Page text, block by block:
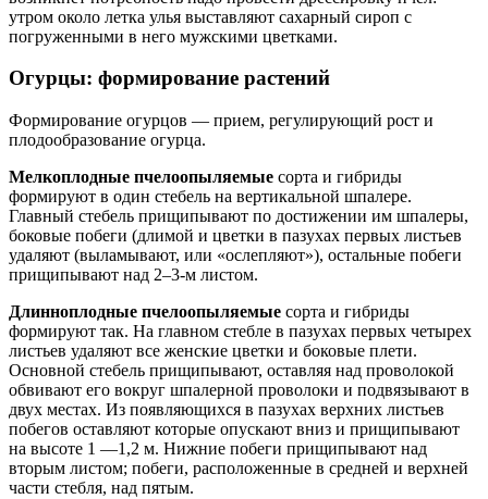
утром около летка улья выставляют сахарный сироп с
погруженными в него мужскими цветками.
Огурцы: формирование растений
Формирование огурцов — прием, регулирующий рост и
плодообразование огурца.
Мелкоплодные пчелоопыляемые сорта и гибриды
формируют в один стебель на вертикальной шпалере.
Главный стебель прищипывают по достижении им шпалеры,
боковые побеги (длимой и цветки в пазухах первых листьев
удаляют (выламывают, или «ослепляют»), остальные побеги
прищипывают над 2–3-м листом.
Длинноплодные пчелоопыляемые сорта и гибриды
формируют так. На главном стебле в пазухах первых четырех
листьев удаляют все женские цветки и боковые плети.
Основной стебель прищипывают, оставляя над проволокой
обвивают его вокруг шпалерной проволоки и подвязывают в
двух местах. Из появляющихся в пазухах верхних листьев
побегов оставляют которые опускают вниз и прищипывают
на высоте 1 —1,2 м. Нижние побеги прищипывают над
вторым листом; побеги, расположенные в средней и верхней
части стебля, над пятым.